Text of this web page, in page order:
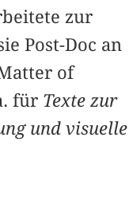
zur
Post-Doc an
of
für Texte zur
und visuelle